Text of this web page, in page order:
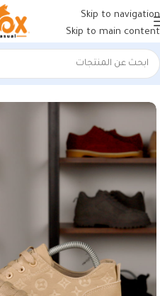
Skip to navigation
Skip to main content
الرئيسية/أحذية رجالي/كوتشي رجالي